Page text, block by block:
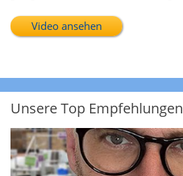
Video ansehen
Unsere Top Empfehlungen